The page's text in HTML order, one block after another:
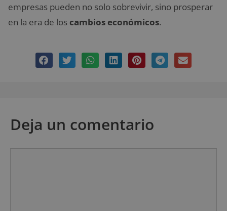
empresas pueden no solo sobrevivir, sino prosperar
en la era de los cambios económicos.
Deja un comentario